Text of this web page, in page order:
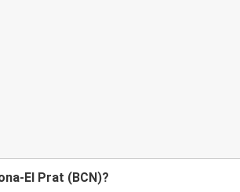
El Prat (BCN)?